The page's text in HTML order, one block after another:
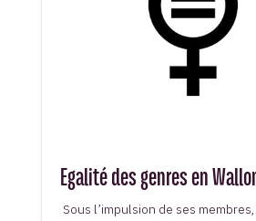
Egalité des genres en
Sous l’impulsion de ses